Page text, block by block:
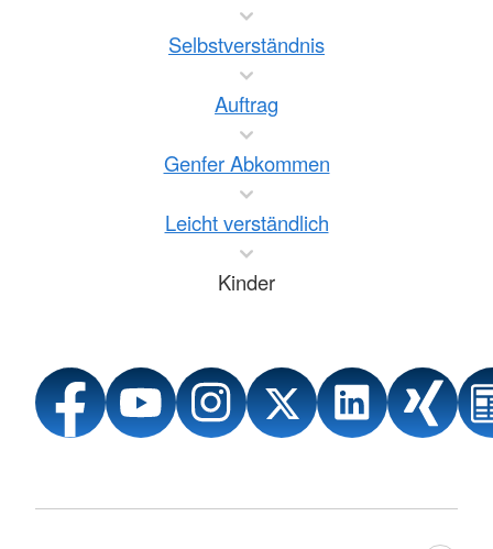
Selbstverständnis
Auftrag
Genfer Abkommen
Leicht verständlich
Kinder